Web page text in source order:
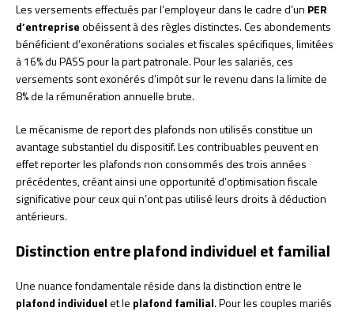
Les versements effectués par l’employeur dans le cadre d’un PER
d’entrepriseobéissent à des règles distinctes. Ces abondements
bénéficient d’exonérations sociales et fiscales spécifiques, limitées
à 16% du PASS pour la part patronale. Pour les salariés, ces
versements sont exonérés d’impôt sur le revenu dans la limite de
8% de la rémunération annuelle brute.
Le mécanisme de report des plafonds non utilisés constitue un
avantage substantiel du dispositif. Les contribuables peuvent en
effet reporter les plafonds non consommés des trois années
précédentes, créant ainsi une opportunité d’optimisation fiscale
significative pour ceux qui n’ont pas utilisé leurs droits à déduction
antérieurs.
Distinction entre plafond individuel et familial
Une nuance fondamentale réside dans la distinction entre le
plafond individuelet le plafond familial. Pour les couples mariés